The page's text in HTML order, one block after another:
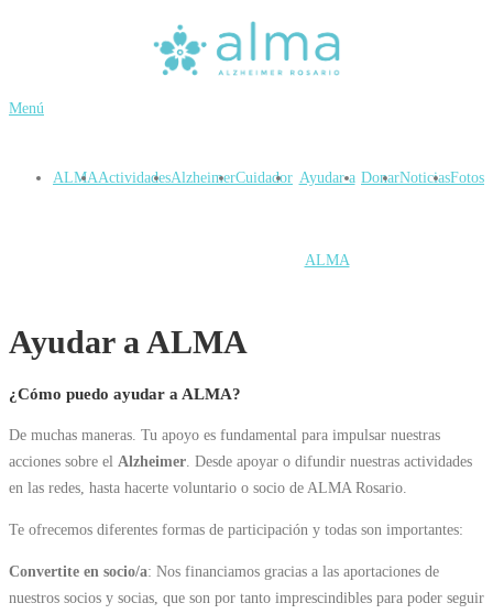
Menú
ALMAActividadesAlzheimerCuidador Ayudar a
ALMA
DonarNoticiasFotos
Ayudar a ALMA
¿Cómo puedo ayudar a ALMA?
De muchas maneras. Tu apoyo es fundamental para impulsar nuestras
acciones sobre el Alzheimer . Desde apoyar o difundir nuestras actividades
en las redes, hasta hacerte voluntario o socio de ALMA Rosario.
Te ofrecemos diferentes formas de participación y todas son importantes:
Convertite en socio/a: Nos financiamos gracias a las aportaciones de
nuestros socios y socias, que son por tanto imprescindibles para poder seguir